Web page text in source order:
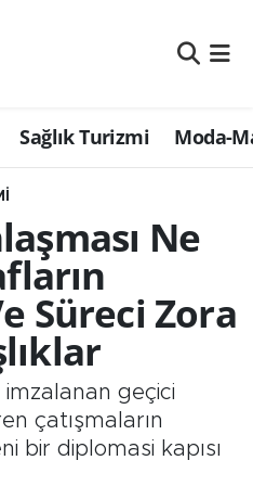
Sağlık Turizmi Moda-
Ne
Süreci Zora
imzalanan geçici
çatışmaların
bir diplomasi kapısı
Durumu ve Fikstür